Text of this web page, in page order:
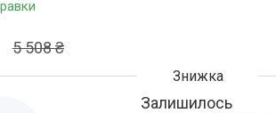
5 508 ₴
Залишилось